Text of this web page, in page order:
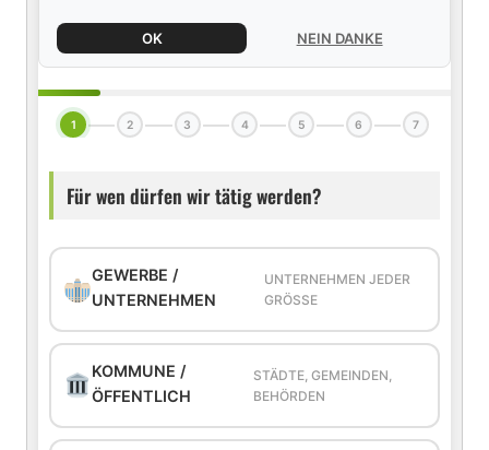
OK NEIN DANKE
1 2 3 4 5 6 7
Für wen dürfen wir tätig werden?
GEWERBE /
UNTERNEHMEN
UNTERNEHMEN JEDER
GRÖSSE
KOMMUNE /
ÖFFENTLICH
STÄDTE, GEMEINDEN,
BEHÖRDEN